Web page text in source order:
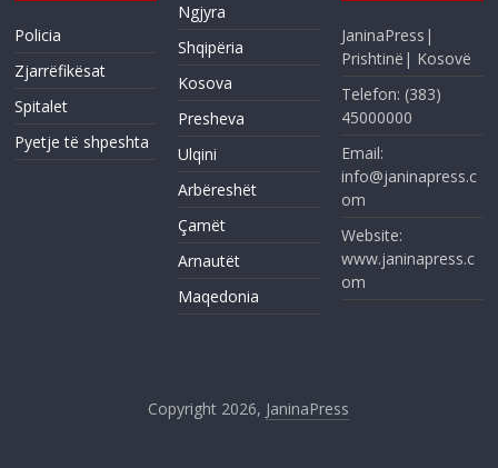
Policia
Zjarrëfikësat
Spitalet
Pyetje të shpeshta
Ngjyra
Shqipëria
Kosova
Presheva
Ulqini
Arbëreshët
Çamët
Arnautët
Maqedonia
JaninaPress|
Prishtinë| Kosovë
Telefon: (383)
45000000
Email:
info@janinapress.c
om
Website:
www.janinapress.c
om
Copyright 2026, JaninaPress